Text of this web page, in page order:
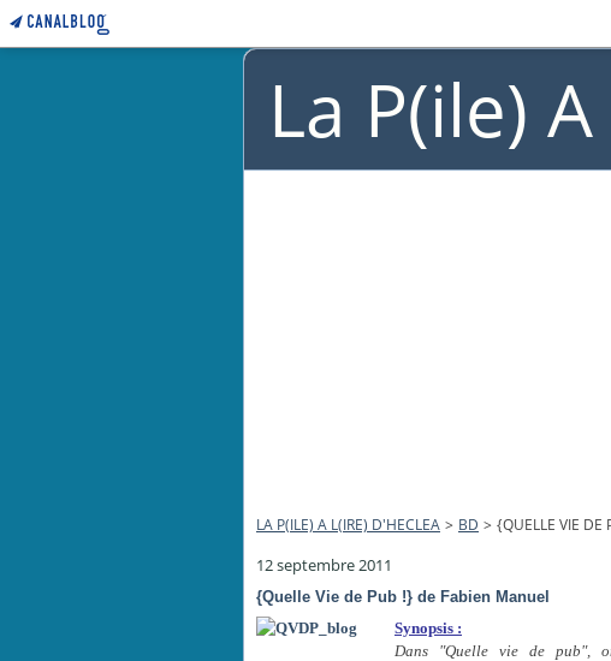
La P(ile)
LA P(ILE) A L(IRE) D'HECLEA > BD > {QUELLE VIE DE
12 septembre 2011
{Quelle Vie de Pub !} de Fabien Manuel
Synopsis :
Dans "Quelle vie de pub",